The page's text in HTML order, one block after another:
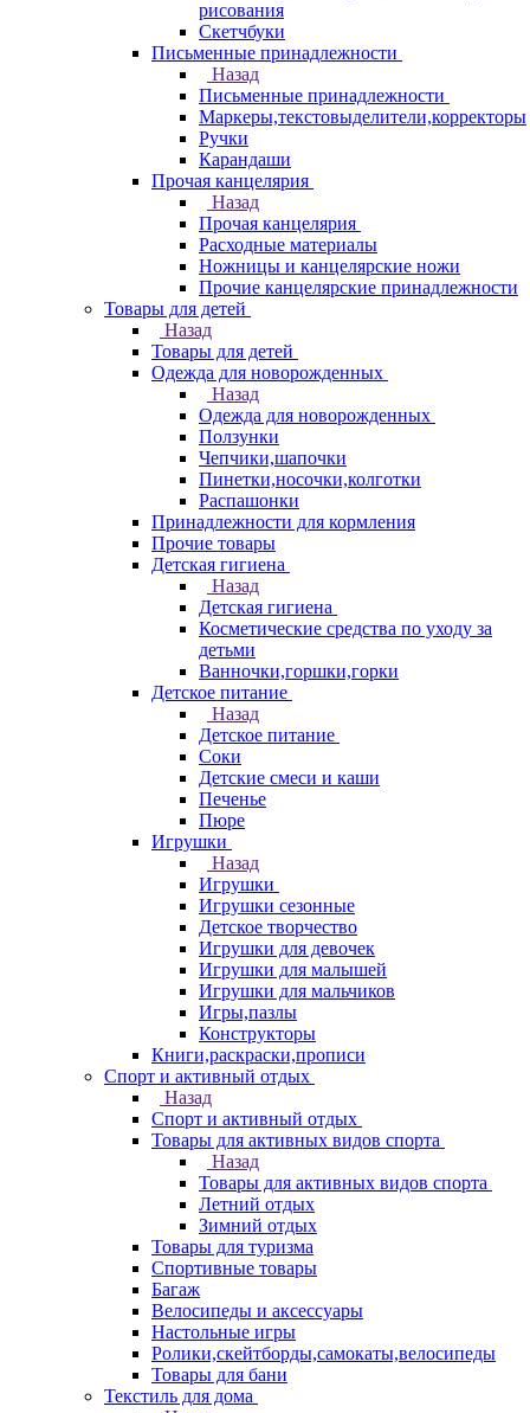
рисования
Скетчбуки
Письменные принадлежности
Назад
Письменные принадлежности
Маркеры,текстовыделители,корректоры
Ручки
Карандаши
Прочая канцелярия
Назад
Прочая канцелярия
Расходные материалы
Ножницы и канцелярские ножи
Прочие канцелярские принадлежности
Товары для детей
Назад
Товары для детей
Одежда для новорожденных
Назад
Одежда для новорожденных
Ползунки
Чепчики,шапочки
Пинетки,носочки,колготки
Распашонки
Принадлежности для кормления
Прочие товары
Детская гигиена
Назад
Детская гигиена
Косметические средства по уходу за
детьми
Ванночки,горшки,горки
Детское питание
Назад
Детское питание
Соки
Детские смеси и каши
Печенье
Пюре
Игрушки
Назад
Игрушки
Игрушки сезонные
Детское творчество
Игрушки для девочек
Игрушки для малышей
Игрушки для мальчиков
Игры,пазлы
Конструкторы
Книги,раскраски,прописи
Спорт и активный отдых
Назад
Спорт и активный отдых
Товары для активных видов спорта
Назад
Товары для активных видов спорта
Летний отдых
Зимний отдых
Товары для туризма
Спортивные товары
Багаж
Велосипеды и аксессуары
Настольные игры
Ролики,скейтборды,самокаты,велосипеды
Товары для бани
Текстиль для дома